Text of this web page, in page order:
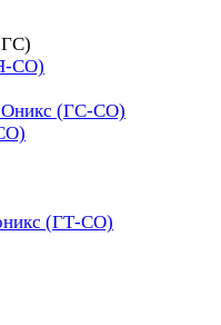
СО)
Оникс (ГС-СО)
(ГТ-СО)